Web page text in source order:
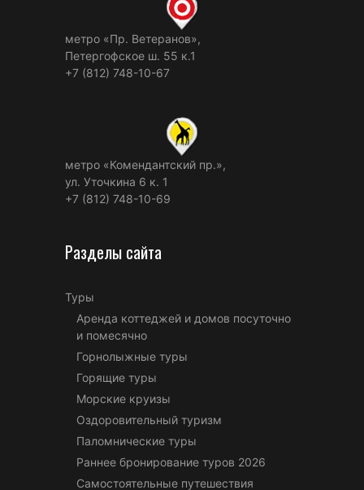
метро «Пр. Ветеранов»,
Петергофское ш. 55 к.1
+7 (812) 748-10-67
метро «Комендантский пр.»,
ул. Уточкина 6 к. 1
+7 (812) 748-10-69
Разделы сайта
Туры
Аренда коттеджей и домов посуточно
и помесячно
Горнолыжные туры
Горящие туры
Морские круизы
Оздоровительный туризм
Паломнические туры
Раннее бронирование туров 2026
Самостоятельные путешествия